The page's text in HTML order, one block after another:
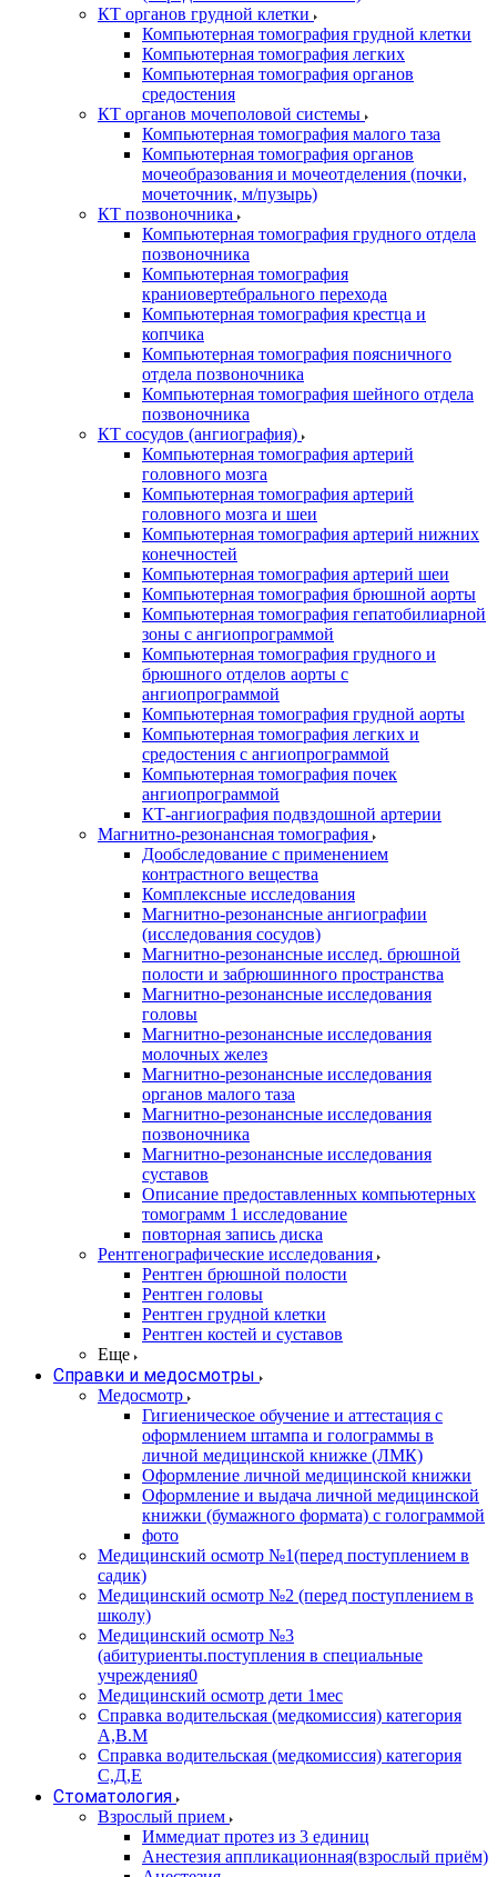
КТ органов грудной клетки
Компьютерная томография грудной клетки
Компьютерная томография легких
Компьютерная томография органов
средостения
КТ органов мочеполовой системы
Компьютерная томография малого таза
Компьютерная томография органов
мочеобразования и мочеотделения (почки,
мочеточник, м/пузырь)
КТ позвоночника
Компьютерная томография грудного отдела
позвоночника
Компьютерная томография
краниовертебрального перехода
Компьютерная томография крестца и
копчика
Компьютерная томография поясничного
отдела позвоночника
Компьютерная томография шейного отдела
позвоночника
КТ сосудов (ангиография)
Компьютерная томография артерий
головного мозга
Компьютерная томография артерий
головного мозга и шеи
Компьютерная томография артерий нижних
конечностей
Компьютерная томография артерий шеи
Компьютерная томография брюшной аорты
Компьютерная томография гепатобилиарной
зоны с ангиопрограммой
Компьютерная томография грудного и
брюшного отделов аорты с
ангиопрограммой
Компьютерная томография грудной аорты
Компьютерная томография легких и
средостения с ангиопрограммой
Компьютерная томография почек
ангиопрограммой
КТ-ангиография подвздошной артерии
Магнитно-резонансная томография
Дообследование с применением
контрастного вещества
Комплексные исследования
Магнитно-резонансные ангиографии
(исследования сосудов)
Магнитно-резонансные исслед. брюшной
полости и забрюшинного пространства
Магнитно-резонансные исследования
головы
Магнитно-резонансные исследования
молочных желез
Магнитно-резонансные исследования
органов малого таза
Магнитно-резонансные исследования
позвоночника
Магнитно-резонансные исследования
суставов
Описание предоставленных компьютерных
томограмм 1 исследование
повторная запись диска
Рентгенографические исследования
Рентген брюшной полости
Рентген головы
Рентген грудной клетки
Рентген костей и суставов
Еще
Справки и медосмотры
Медосмотр
Гигиеническое обучение и аттестация с
оформлением штампа и голограммы в
личной медицинской книжке (ЛМК)
Оформление личной медицинской книжки
Оформление и выдача личной медицинской
книжки (бумажного формата) с голограммой
фото
Медицинский осмотр №1(перед поступлением в
садик)
Медицинский осмотр №2 (перед поступлением в
школу)
Медицинский осмотр №3
(абитуриенты.поступления в специальные
учреждения0
Медицинский осмотр дети 1мес
Справка водительская (медкомиссия) категория
А,В.М
Справка водительская (медкомиссия) категория
С,Д,Е
Стоматология
Взрослый прием
Иммедиат протез из 3 единиц
Анестезия аппликационная(взрослый приём)